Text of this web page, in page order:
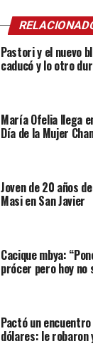
Pastori y el nuevo
caducó y lo otro
María Ofelia llega
Día de la Mujer
Joven de 20 años
Masi en San Javier
Cacique mbya:
prócer pero hoy no
Pactó un
dólares: le robaron